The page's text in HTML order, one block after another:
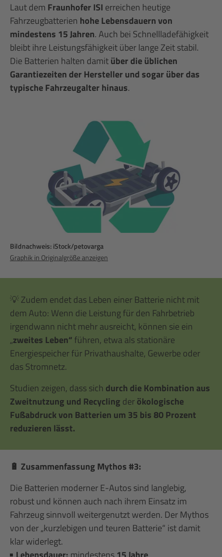
Laut dem Fraunhofer ISI erreichen heutige
Fahrzeugbatterien hohe Lebensdauern von
mindestens 15 Jahren. Auch bei Schnellladefähigkeit
bleibt ihre Leistungsfähigkeit über lange Zeit stabil.
Die Batterien halten damitüber die üblichen
Garantiezeiten der Hersteller und sogar über das
typische Fahrzeugalter hinaus.
Bildnachweis: iStock/petovarga
Graphik in Originalgröße anzeigen
💡 Zudem endet das Leben einer Batterie nicht mit
dem Auto: Wenn die Leistung für den Fahrbetrieb
irgendwann nicht mehr ausreicht, können sie ein
„zweites Leben“führen, etwa als stationäre
Energiespeicher für Privathaushalte, Gewerbe oder
das Stromnetz.
Studien zeigen, dass sich durch die Kombination aus
Zweitnutzung und Recycling derökologische
Fußabdruck von Batterien um 35 bis 80 Prozent
reduzieren lässt.
🔋 Zusammenfassung Mythos #3:
Die Batterien moderner E-Autos sind langlebig,
robust und können auch nach ihrem Einsatz im
Fahrzeug sinnvoll weitergenutzt werden. Der Mythos
von der „kurzlebigen und teuren Batterie“ ist damit
klar widerlegt.